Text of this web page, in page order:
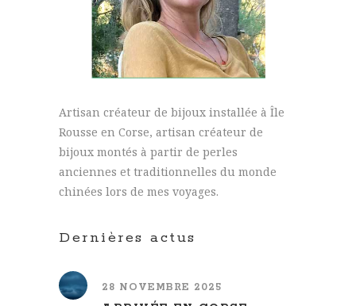
Artisan créateur de bijoux installée à Île
Rousse en Corse, artisan créateur de
bijoux montés à partir de perles
anciennes et traditionnelles du monde
chinées lors de mes voyages.
Dernières actus
28 NOVEMBRE 2025